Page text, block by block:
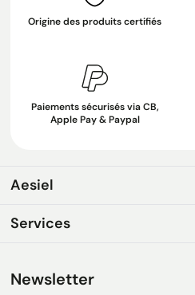
Origine des produits certifiés
Paiements sécurisés via CB,
Apple Pay & Paypal
Aesiel
Services
Newsletter